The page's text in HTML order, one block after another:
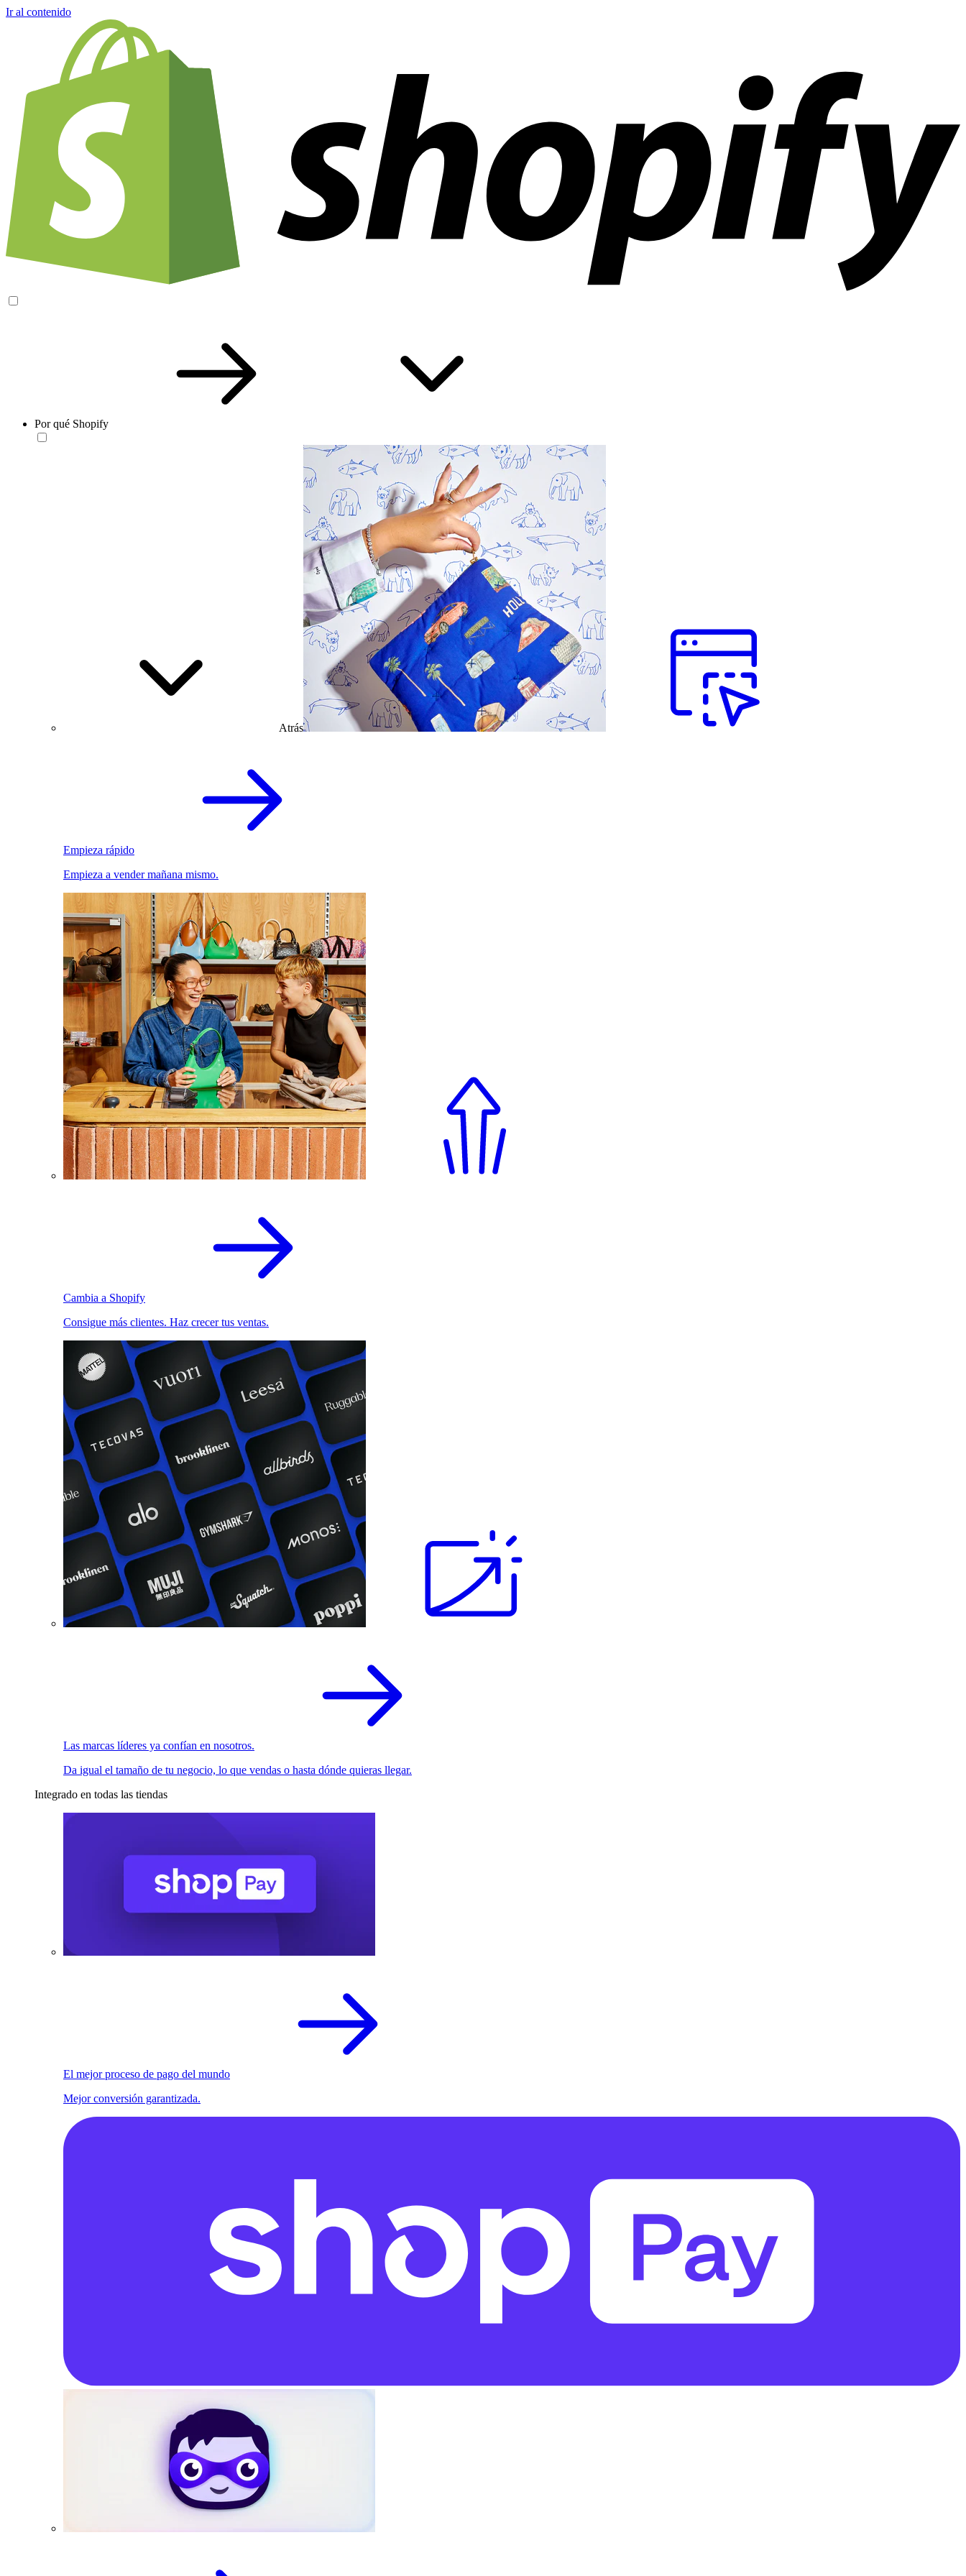
Ir al contenido
Por qué Shopify
Atrás
Empieza rápido
Empieza a vender mañana mismo.
Cambia a Shopify
Consigue más clientes. Haz crecer tus ventas.
Las marcas líderes ya confían en nosotros.
Da igual el tamaño de tu negocio, lo que vendas o hasta dónde quieras llegar.
Integrado en todas las tiendas
El mejor proceso de pago del mundo
Mejor conversión garantizada.